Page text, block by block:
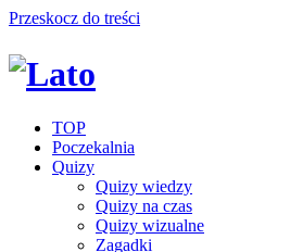
Przeskocz do treści
TOP
Poczekalnia
Quizy
Quizy wiedzy
Quizy na czas
Quizy wizualne
Zagadki